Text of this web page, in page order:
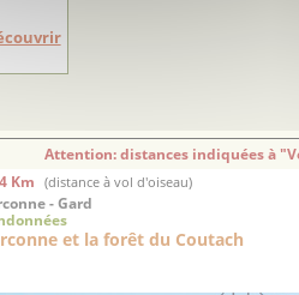
Attention: distances indiquées à
Km (distance à vol d'oiseau)
- Gard
et la forêt du Coutach